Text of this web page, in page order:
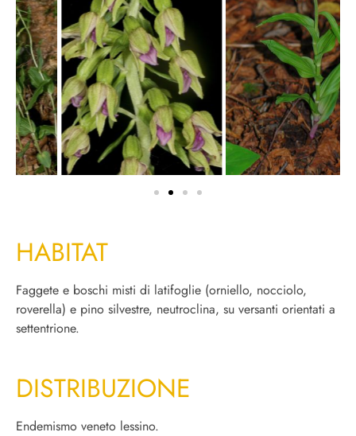
HABITAT
Faggete e boschi misti di latifoglie (orniello, nocciolo,
roverella) e pino silvestre, neutroclina, su versanti orientati a
settentrione.
DISTRIBUZIONE
Endemismo veneto lessino.